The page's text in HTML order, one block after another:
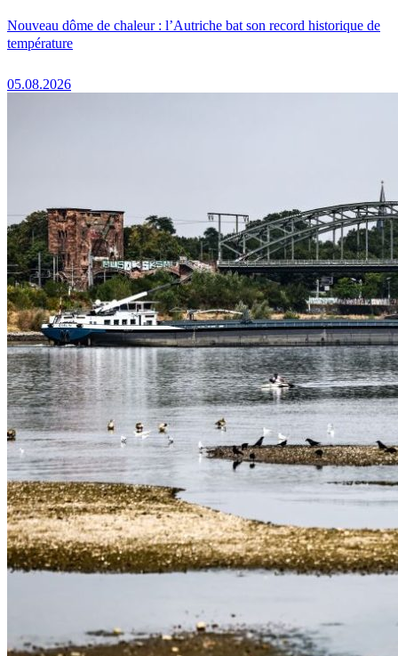
Nouveau dôme de chaleur : l’Autriche bat son record historique de
température
05.08.2026